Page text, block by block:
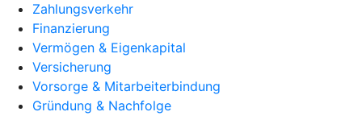
Zahlungsverkehr
Finanzierung
Vermögen & Eigenkapital
Versicherung
Vorsorge & Mitarbeiterbindung
Gründung & Nachfolge